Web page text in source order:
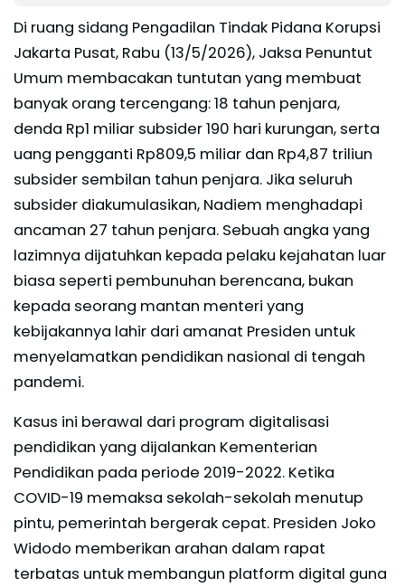
Di ruang sidang Pengadilan Tindak Pidana Korupsi
Jakarta Pusat, Rabu (13/5/2026), Jaksa Penuntut
Umum membacakan tuntutan yang membuat
banyak orang tercengang: 18 tahun penjara,
denda Rp1 miliar subsider 190 hari kurungan, serta
uang pengganti Rp809,5 miliar dan Rp4,87 triliun
subsider sembilan tahun penjara. Jika seluruh
subsider diakumulasikan, Nadiem menghadapi
ancaman 27 tahun penjara. Sebuah angka yang
lazimnya dijatuhkan kepada pelaku kejahatan luar
biasa seperti pembunuhan berencana, bukan
kepada seorang mantan menteri yang
kebijakannya lahir dari amanat Presiden untuk
menyelamatkan pendidikan nasional di tengah
pandemi.
Kasus ini berawal dari program digitalisasi
pendidikan yang dijalankan Kementerian
Pendidikan pada periode 2019-2022. Ketika
COVID-19 memaksa sekolah-sekolah menutup
pintu, pemerintah bergerak cepat. Presiden Joko
Widodo memberikan arahan dalam rapat
terbatas untuk membangun platform digital guna